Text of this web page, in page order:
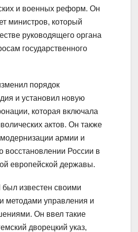
и военных реформ. Он
министров, который
руководящего органа
государственного
порядок
и установил новую
которая включала
актов. Он также
армии и
восстановлении России в
европейской державы.
известен своими
методами управления и
Он ввел такие
дворецкий указ,